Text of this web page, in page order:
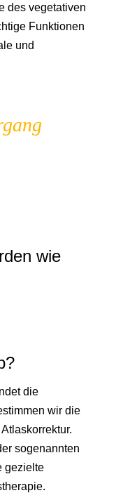
des vegetativen
Funktionen
und
wie
die
wir die
sogenannten
gezielte